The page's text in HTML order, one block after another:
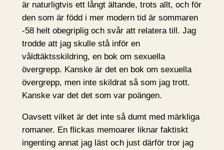
är naturligtvis ett långt ältande, trots allt, och för
den som är född i mer modern tid är sommaren
-58 helt obegriplig och svår att relatera till. Jag
trodde att jag skulle stå inför en
våldtäktsskildring, en bok om sexuella
övergrepp. Kanske är det en bok om sexuella
övergrepp, men inte skildrat så som jag trott.
Kanske var det det som var poängen.
Oavsett vilket är det inte så dumt med märkliga
romaner. En flickas memoarer liknar faktiskt
ingenting annat jag läst och just därför tror jag